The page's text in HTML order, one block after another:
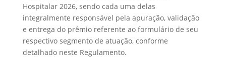
Hospitalar 2026, sendo cada uma delas
integralmente responsável pela apuração, validação
e entrega do prêmio referente ao formulário de seu
respectivo segmento de atuação, conforme
detalhado neste Regulamento.